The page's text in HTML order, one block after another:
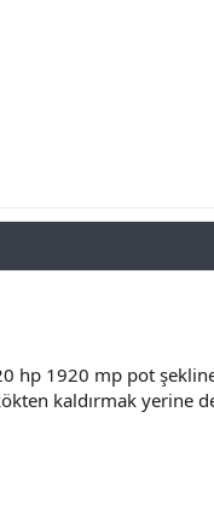
hp 1920 mp pot
kaldırmak yerine